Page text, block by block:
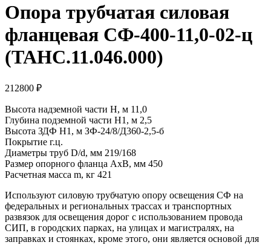
Опора трубчатая силовая
фланцевая СФ-400-11,0-02-ц
(ТАНС.11.046.000)
212800 ₽
Высота надземной части H, м 11,0
Глубина подземной части Н1, м 2,5
Высота ЗДФ Н1, м ЗФ-24/8/Д360-2,5-б
Покрытие г.ц.
Диаметры труб D/d, мм 219/168
Размер опорного фланца AxB, мм 450
Расчетная масса m, кг 421
Используют силовую трубчатую опору освещения СФ на
федеральных и региональных трассах и транспортных
развязок для освещения дорог с использованием провода
СИП, в городских парках, на улицах и магистралях, на
заправках и стоянках, кроме этого, они является основой для